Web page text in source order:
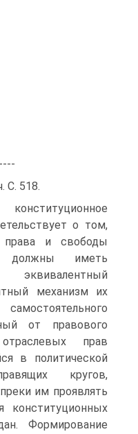
С. 518.
о том,
права и свободы
иметь
механизм их
от правового
прав
в политической
кругов,
им проявлять
конституционных
Формирование